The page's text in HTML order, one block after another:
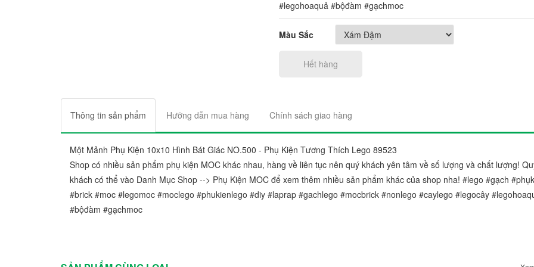
#legohoaquả #bộđàm #gạchmoc
Màu Sắc
Hết hàng
Thông tin sản phẩm Hưỡng dẫn mua hàng Chính sách giao hàng
Một Mảnh Phụ Kiện 10x10 Hình Bát Giác NO.500 - Phụ Kiện Tương Thích Lego 89523
Shop có nhiều sản phẩm phụ kiện MOC khác nhau, hàng về liên tục nên quý khách yên tâm về số lượng và chất lượng!
khách có thể vào Danh Mục Shop --> Phụ Kiện MOC để xem thêm nhiều sản phẩm khác của shop nha! #lego #gạch
#brick #moc #legomoc #moclego #phukienlego #diy #laprap #gachlego #mocbrick #nonlego #caylego #legocây
#bộđàm #gạchmoc
Cầu Giấy, Hà Nội